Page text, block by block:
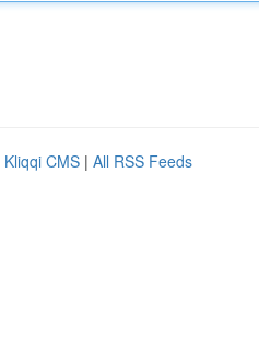
Kliqqi CMS | All RSS Feeds